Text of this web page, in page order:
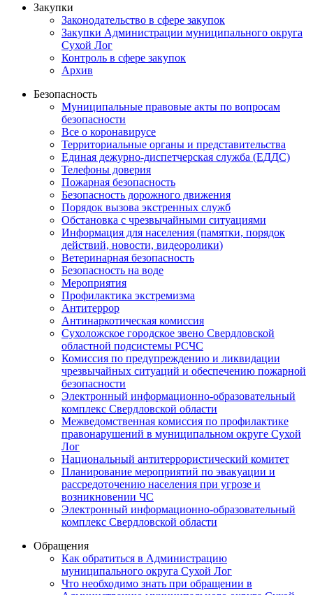
Закупки
Законодательство в сфере закупок
Закупки Администрации муниципального округа
Сухой Лог
Контроль в сфере закупок
Архив
Безопасность
Муниципальные правовые акты по вопросам
безопасности
Все о коронавирусе
Территориальные органы и представительства
Единая дежурно-диспетчерская служба (ЕДДС)
Телефоны доверия
Пожарная безопасность
Безопасность дорожного движения
Порядок вызова экстренных служб
Обстановка с чрезвычайными ситуациями
Информация для населения (памятки, порядок
действий, новости, видеоролики)
Ветеринарная безопасность
Безопасность на воде
Мероприятия
Профилактика экстремизма
Антитеррор
Антинаркотическая комиссия
Сухоложское городское звено Свердловской
областной подсистемы РСЧС
Комиссия по предупреждению и ликвидации
чрезвычайных ситуаций и обеспечению пожарной
безопасности
Электронный информационно-образовательный
комплекс Cвердловской области
Межведомственная комиссия по профилактике
правонарушений в муниципальном округе Сухой
Лог
Национальный антитеррористический комитет
Планирование мероприятий по эвакуации и
рассредоточению населения при угрозе и
возникновении ЧС
Электронный информационно-образовательный
комплекс Свердловской области
Обращения
Как обратиться в Администрацию
муниципального округа Сухой Лог
Что необходимо знать при обращении в